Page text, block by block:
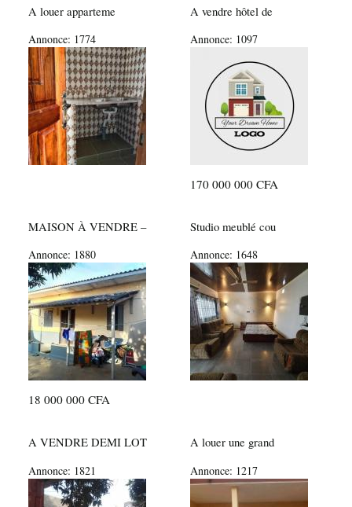
A louer apparteme
Annonce: 1774
A vendre hôtel de
Annonce: 1097
170 000 000 CFA
MAISON À VENDRE –
Annonce: 1880
18 000 000 CFA
Studio meublé cou
Annonce: 1648
A VENDRE DEMI LOT
Annonce: 1821
A louer une grand
Annonce: 1217